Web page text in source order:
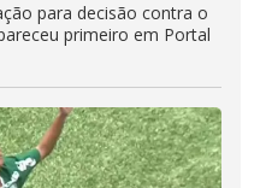
para decisão contra o
primeiro em Portal